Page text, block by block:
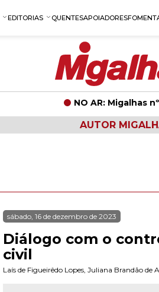
EDITORIAS QUENTESAPOIADORES
NO AR: Migalhas
AUTOR
sábado, 16 de dezembro de 2023
Diálogo com o
civil
Laís de Figueirêdo Lopes, Juliana Brandão de